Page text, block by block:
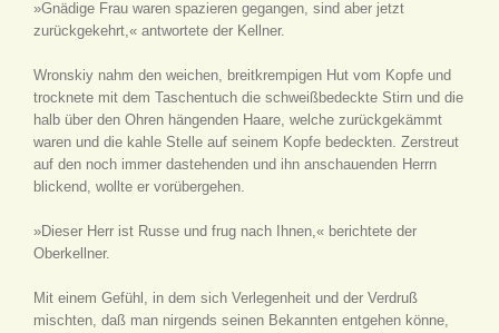
»Gnädige Frau waren spazieren gegangen, sind aber jetzt
zurückgekehrt,« antwortete der Kellner.
Wronskiy nahm den weichen, breitkrempigen Hut vom Kopfe und
trocknete mit dem Taschentuch die schweißbedeckte Stirn und die
halb über den Ohren hängenden Haare, welche zurückgekämmt
waren und die kahle Stelle auf seinem Kopfe bedeckten. Zerstreut
auf den noch immer dastehenden und ihn anschauenden Herrn
blickend, wollte er vorübergehen.
»Dieser Herr ist Russe und frug nach Ihnen,« berichtete der
Oberkellner.
Mit einem Gefühl, in dem sich Verlegenheit und der Verdruß
mischten, daß man nirgends seinen Bekannten entgehen könne,